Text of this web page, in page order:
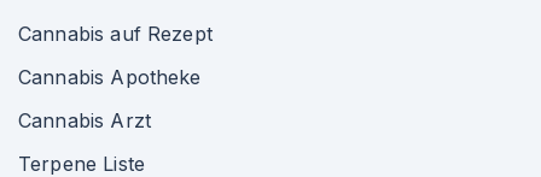
Cannabis auf Rezept
Cannabis Apotheke
Cannabis Arzt
Terpene Liste